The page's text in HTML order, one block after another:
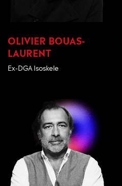
OLIVIER BOUAS-
LAURENT
Ex-DGA Isoskele